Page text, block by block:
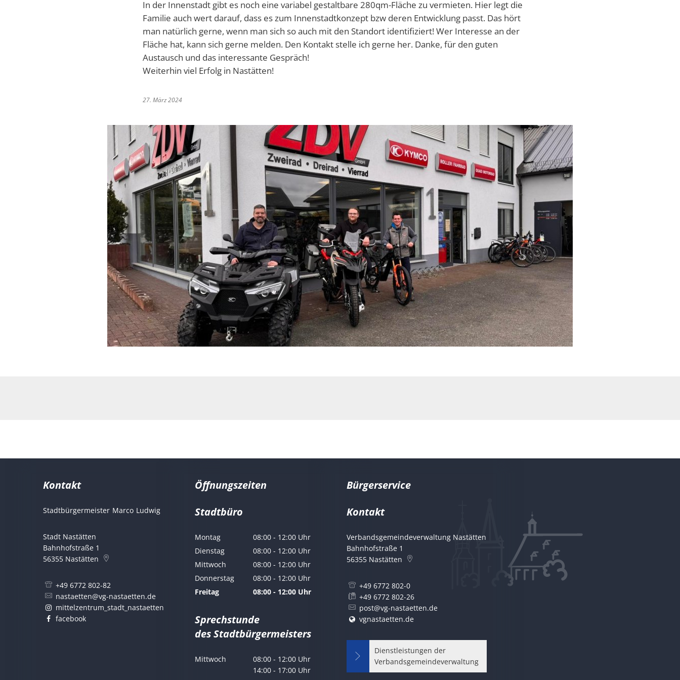
Abfallkalender
Nastätten-App
Erziehung & Ausbildung
Freizeit & Tourismus
IT-Internet-Telekommunikation
In der Innenstadt gibt es noch eine variabel gestaltbare 280qm-Fläche zu vermieten. Hier legt die
Familie auch wert darauf, dass es zum Innenstadtkonzept bzw deren Entwicklung passt. Das hört
man natürlich gerne, wenn man sich so auch mit den Standort identifiziert! Wer Interesse an der
Fläche hat, kann sich gerne melden. Den Kontakt stelle ich gerne her. Danke, für den guten
Austausch und das interessante Gespräch!
Weiterhin viel Erfolg in Nastätten!
27. März 2024
Kontakt
Stadtbürgermeister Marco Ludwig Stadtbürgermeister Marco Ludwig
Stadt Nastätten
Bahnhofstraße 1
56355 Nastätten
+49 6772 802-82
nastaetten@vg-nastaetten.de
mittelzentrum_stadt_nastaetten
facebook
Öffnungszeiten
Stadtbüro
Montag 08:00 - 12:00 Uhr
Von 08:00 bis 12:00 Uhr
Dienstag 08:00 - 12:00 Uhr
Von 08:00 bis 12:00 Uhr
Mittwoch 08:00 - 12:00 Uhr
Von 08:00 bis 12:00 Uhr
Donnerstag 08:00 - 12:00 Uhr
Von 08:00 bis 12:00 Uhr
Freitag 08:00 - 12:00 Uhr
Sprechstunde
des Stadtbürgermeisters
Mittwoch 08:00 - 12:00 Uhr
Von 08:00 bis 12:00 Uhr
14:00 - 17:00 Uhr
Bürgerservice
Kontakt
Verbandsgemeindeverwaltung Nastätten
Bahnhofstraße 1
56355 Nastätten
+49 6772 802-0
+49 6772 802-26
post@vg-nastaetten.de
vgnastaetten.de
Dienstleistungen der
Verbandsgemeindeverwaltung